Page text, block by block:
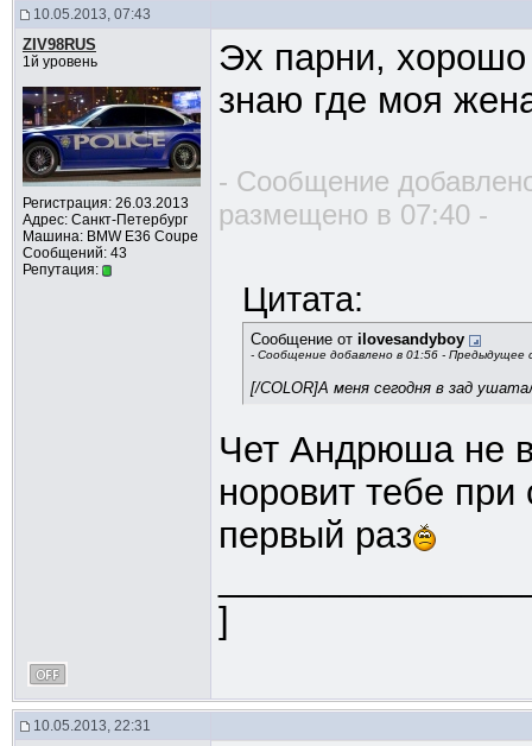
10.05.2013, 07:43
ZIV98RUS
1й уровень
Регистрация: 26.03.2013
Адрес: Санкт-Петербург
Машина: BMW E36 Coupe
Сообщений: 43
Репутация:
Эх парни, хорошо
знаю где моя
- Сообщение
размещено в 07:40 -
Цитата:
Сообщение от ilovesandyboy
- Сообщение добавлено в 01:56 - Предыдущее
[/COLOR]А меня сегодня в зад
Чет Андрюша не
норовит тебе при
первый раз
]
10.05.2013, 22:31